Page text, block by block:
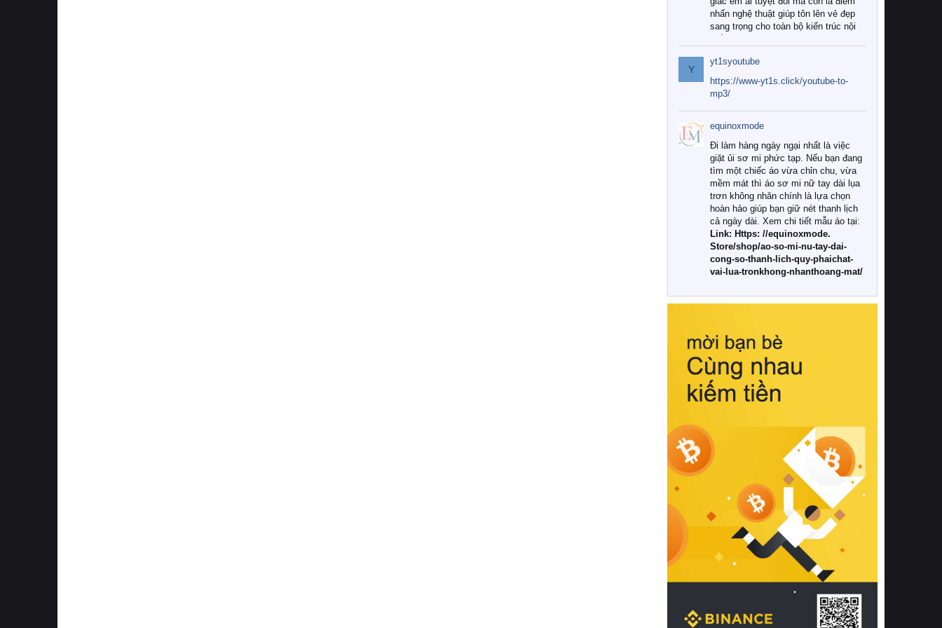
nhấn nghệ thuật giúp tôn lên vẻ đẹp
sang trọng cho toàn bộ kiến trúc nội
Tuy nhiên, giữa thị trường đa dạng
với vô vàn thương hiệu và mẫu mã
như hiện nay, làm thế nào để chọn
được những bộ chăn ga gối đệm cao
cấp thực sự chất lượng, phù hợp với
khí hậu và nhu cầu sử dụng của gia
đình? Hãy cùng chúng tôi đi tìm lời
giải đáp chi tiết qua bài viết dưới đây.
1. Tại sao các gia đình hiện đại lại ưa
chuộng chăn ga gối đệm cao cấp?
Khác với các dòng sản phẩm thông
thường, những bộ chăn ga gối đệm
cao cấp trải qua quy trình sản xuất
nghiêm ngặt từ khâu chọn lọc nguyên
liệu tự nhiên đến công nghệ dệt
nhuộm hiện đại không chứa hóa chất
này, bạn sẽ cảm nhận rõ rệt sự khác
hồi chuẩn xác của phần đệm nâng đỡ
cột sống.
Bên cạnh đó, việc lựa chọn các dòng
sản phẩm đạt chuẩn chất lượng quốc
tế còn giúp ngăn ngừa tình trạng kích
khuẩn và nấm mốc trong điều kiện
thời tiết nóng ẩm. Bạn có thể tìm hiểu
thêm các nghiên cứu khoa học về tác
động của giấc ngủ và môi trường
phòng ngủ đối với sức khỏe con
người tại Sleep Foundation (External
Link) để có cái nhìn toàn diện hơn.
2. Các tiêu chí vàng khi lựa chọn
chăn ga gối đệm cao cấp cho phòng
ngủ
Để sở hữu một bộ chăn ga gối đệm
cao cấp hoàn hảo cả về thẩm mỹ lẫn
công năng, người tiêu dùng cần cân
nhắc kỹ lưỡng các tiêu chí quan trọng
Y
yt1syoutube
https://www-yt1s.click/youtube-to-
mp3/
equinoxmode
Đi làm hàng ngày ngại nhất là việc
giặt ủi sơ mi phức tạp. Nếu bạn đang
tìm một chiếc áo vừa chỉn chu, vừa
mềm mát thì áo sơ mi nữ tay dài lụa
trơn không nhăn chính là lựa chọn
hoàn hảo giúp bạn giữ nét thanh lịch
cả ngày dài. Xem chi tiết mẫu áo tại:
Link: Https: //equinoxmode.
Store/shop/ao-so-mi-nu-tay-dai-
cong-so-thanh-lich-quy-phaichat-
vai-lua-tronkhong-nhanthoang-mat/